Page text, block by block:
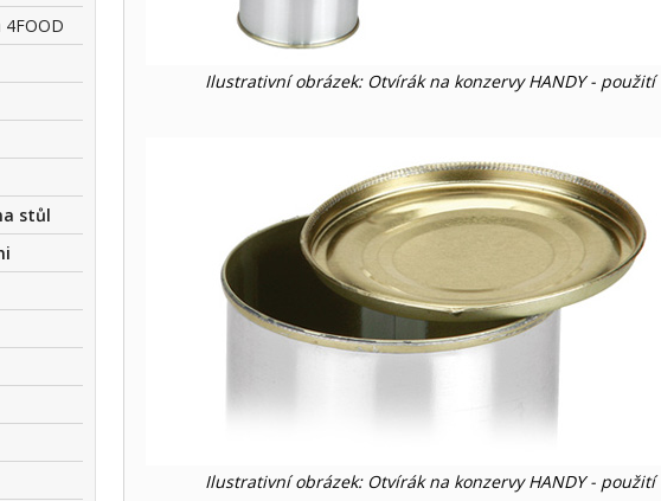
stůl
Ilustrativní obrázek: Otvírák na konzervy HANDY - použití
Ilustrativní obrázek: Otvírák na konzervy HANDY - použití